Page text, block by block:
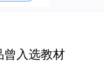
曾入选教材